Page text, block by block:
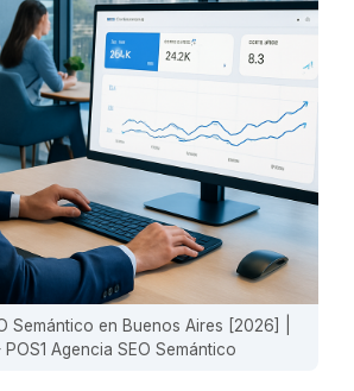
Semántico en Buenos Aires [2026] |
Agencia SEO Semántico